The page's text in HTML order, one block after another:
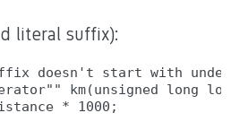
literal suffix):
doesn't start with
km(unsigned long
* 1000;